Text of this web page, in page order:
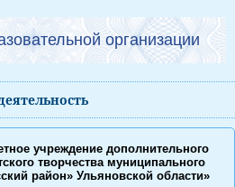
организации
учреждение дополнительного
творчества муниципального
район» Ульяновской области»